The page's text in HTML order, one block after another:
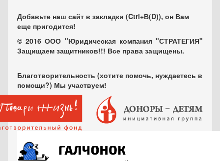
Добавьте наш сайт в закладки (Ctrl+В(D)), он Вам
еще пригодится!
© 2016 ООО "Юридическая компания "СТРАТЕГИЯ"
Защищаем защитников!!! Все права защищены.
Благотворительность (хотите помочь, нуждаетесь в
помощи?) Мы участвуем!